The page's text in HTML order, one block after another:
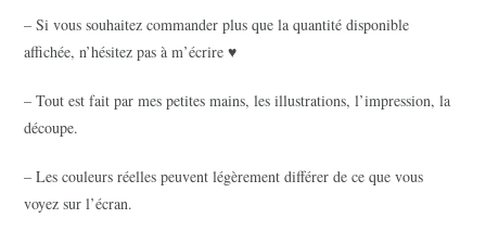
– Si vous souhaitez commander plus que la quantité disponible
affichée, n’hésitez pas à m’écrire ♥
– Tout est fait par mes petites mains, les illustrations, l’impression, la
découpe.
– Les couleurs réelles peuvent légèrement différer de ce que vous
voyez sur l’écran.